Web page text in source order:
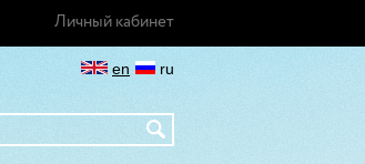
Личный кабинет
ru
en